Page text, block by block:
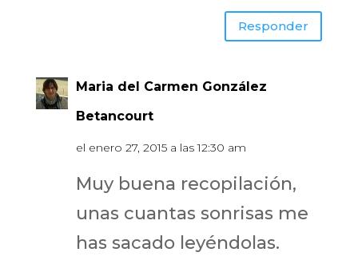
Responder
Maria del Carmen González
Betancourt
el enero 27, 2015 a las 12:30 am
Muy buena recopilación,
unas cuantas sonrisas me
has sacado leyéndolas.